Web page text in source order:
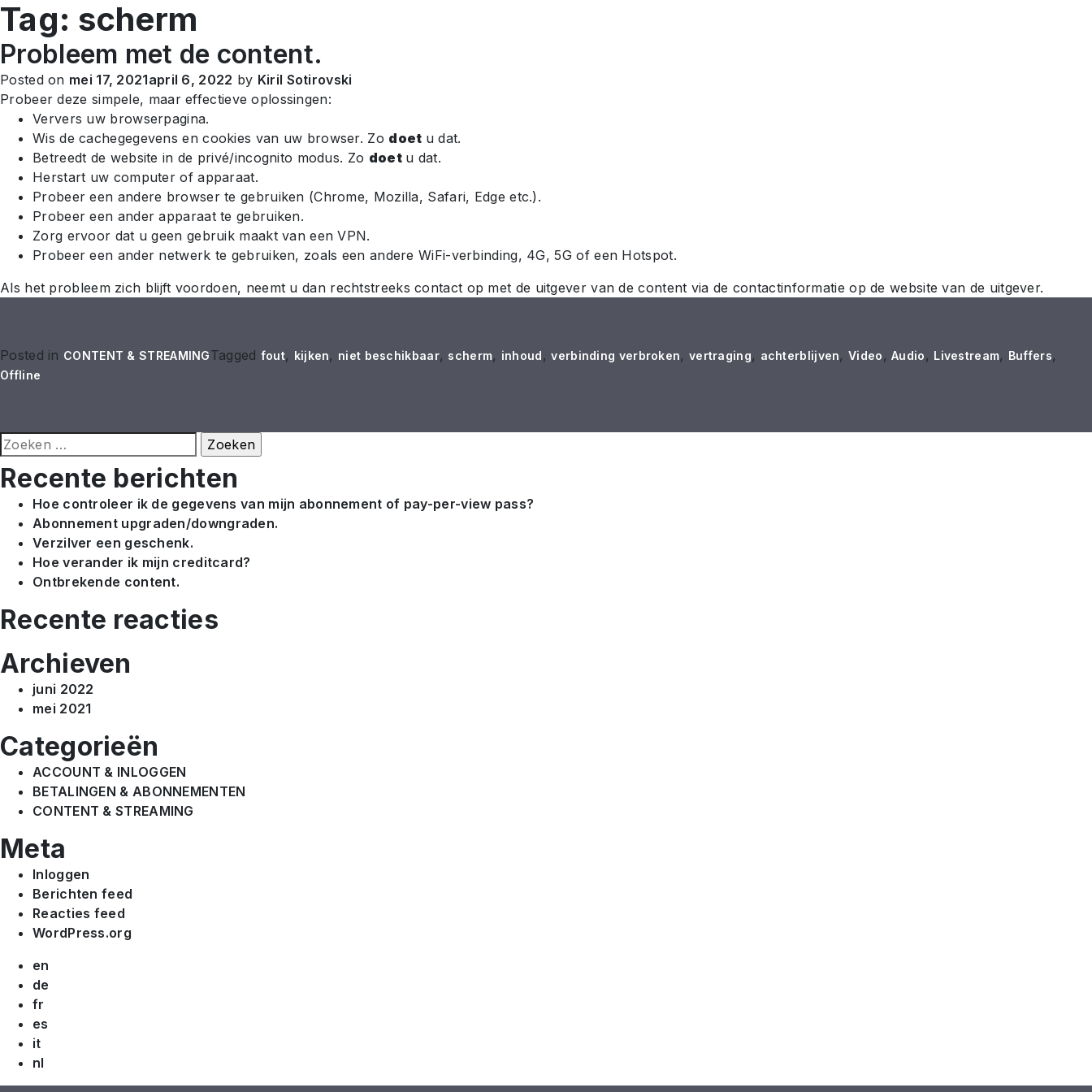
Verificatie- en betalingsondersteuning
Tag: scherm
Probleem met de content.
Posted on mei 17, 2021april 6, 2022 by Kiril Sotirovski
Probeer deze simpele, maar effectieve oplossingen:
Ververs uw browserpagina.
Wis de cachegegevens en cookies van uw browser. Zo doet u dat.
Betreedt de website in de privé/incognito modus. Zo doet u dat.
Herstart uw computer of apparaat.
Probeer een andere browser te gebruiken (Chrome, Mozilla, Safari, Edge etc.).
Probeer een ander apparaat te gebruiken.
Zorg ervoor dat u geen gebruik maakt van een VPN.
Probeer een ander netwerk te gebruiken, zoals een andere WiFi-verbinding, 4G, 5G of een Hotspot.
Als het probleem zich blijft voordoen, neemt u dan rechtstreeks contact op met de uitgever van de content via de contactinformatie op de website van de uitgever.
Posted in CONTENT & STREAMINGTagged fout, kijken, niet beschikbaar, scherm, inhoud,verbinding verbroken, vertraging, achterblijven,Video,Audio, Livestream, Buffers,
Offline
Zoeken
naar:
Recente berichten
Hoe controleer ik de gegevens van mijn abonnement of pay-per-view pass?
Abonnement upgraden/downgraden.
Verzilver een geschenk.
Hoe verander ik mijn creditcard?
Ontbrekende content.
Recente reacties
Archieven
juni 2022
mei 2021
Categorieën
ACCOUNT & INLOGGEN
BETALINGEN & ABONNEMENTEN
CONTENT & STREAMING
Meta
Inloggen
Berichten feed
Reacties feed
WordPress.org
en
de
fr
es
it
nl